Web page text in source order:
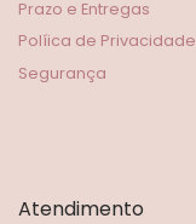
Prazo e Entregas
Políica de Privacidade
Segurança
Atendimento